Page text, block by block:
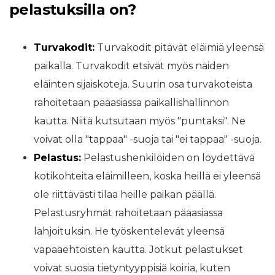
pelastuksilla on?
Turvakodit: Turvakodit pitävät eläimiä yleensä
paikalla. Turvakodit etsivät myös näiden
eläinten sijaiskoteja. Suurin osa turvakoteista
rahoitetaan pääasiassa paikallishallinnon
kautta. Niitä kutsutaan myös "puntaksi". Ne
voivat olla "tappaa" -suoja tai "ei tappaa" -suoja.
Pelastus: Pelastushenkilöiden on löydettävä
kotikohteita eläimilleen, koska heillä ei yleensä
ole riittävästi tilaa heille paikan päällä.
Pelastusryhmät rahoitetaan pääasiassa
lahjoituksin. He työskentelevät yleensä
vapaaehtoisten kautta. Jotkut pelastukset
voivat suosia tietyntyyppisiä koiria, kuten